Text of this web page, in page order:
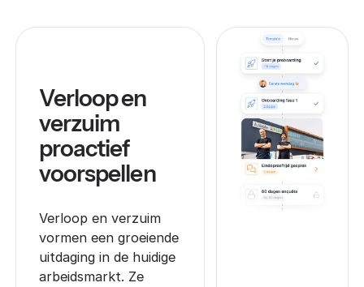
Verloop en
verzuim
proactief
voorspellen
Verloop en verzuim
vormen een groeiende
uitdaging in de huidige
arbeidsmarkt. Ze